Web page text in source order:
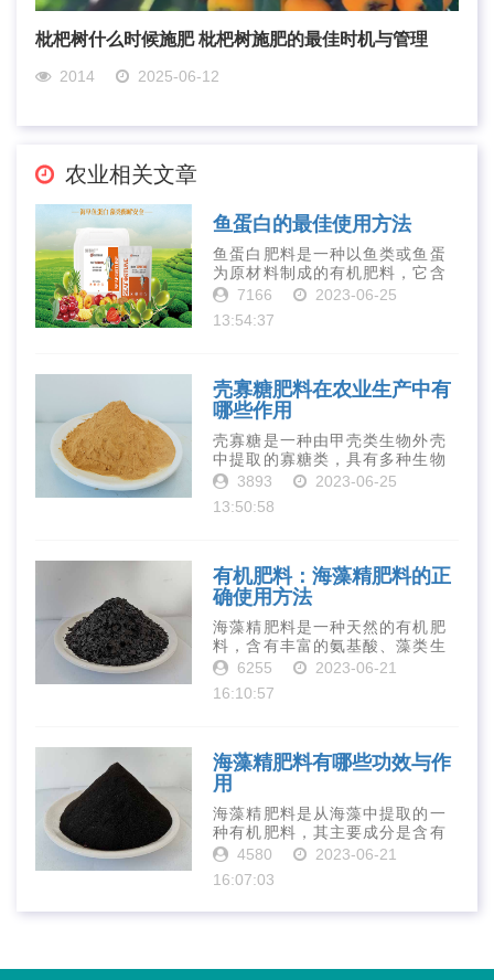
枇杷树什么时候施肥 枇杷树施肥的最佳时机与管理
2014 2025-06-12
农业相关文章
鱼蛋白的最佳使用方法
鱼蛋白肥料是一种以鱼类或鱼蛋
为原材料制成的有机肥料，它含
有丰富的营养物质，如氮、磷、
钾、钙、镁等元素以及多种微量
元素和植物生长因子。这些营养
7166
2023-06-25
13:54:37
壳寡糖肥料在农业生产中有
哪些作用
壳寡糖是一种由甲壳类生物外壳
中提取的寡糖类，具有多种生物
活性和营养价值。在农业生产
中，壳寡糖也有许多作用，特别
是作为一种新型的有机肥料，壳
3893
2023-06-25
13:50:58
有机肥料：海藻精肥料的正
确使用方法
海藻精肥料是一种天然的有机肥
料，含有丰富的氨基酸、藻类生
长素、维生素、微量元素、蛋白
质等营养物质，可以提高土壤肥
力、促进植物生长、增强植物抗
6255
2023-06-21
16:10:57
海藻精肥料有哪些功效与作
用
海藻精肥料是从海藻中提取的一
种有机肥料，其主要成分是含有
丰富的微量元素、植物生长素、
植物激素等植物营养物质。它具
有增强作物生长、促进植物根系
发达、提高作物产量等多种作用
4580
2023-06-21
16:07:03